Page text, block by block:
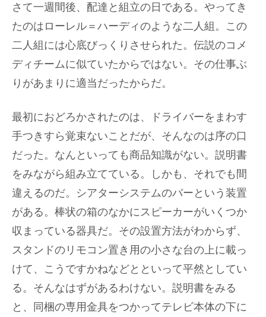
さて一週間後、配達と組立の日である。やってき
たのはローレル＝ハーディのような二人組。この
二人組には心底びっくりさせられた。伝説のコメ
ディチームに似ていたからではない。その仕事ぶ
りがあまりに適当だったからだ。
最初におどろかされたのは、ドライバーをまわす
手つきすら覚束ないことだが、そんなのは序の口
だった。なんといっても商品知識がない。説明書
をみながら組み立てている。しかも、それでも間
違えるのだ。シアターシステムのバーという装置
がある。棒状の箱のなかにスピーカーがいくつか
収まっている器具だ。その設置方法がわからず、
スタンドのリモコン置き用の小さな台の上に載っ
けて、こうですかねなどとといって平然としてい
る。そんなはずがあるわけない。説明書をみる
と、同梱の専用金具をつかってテレビ本体の下に